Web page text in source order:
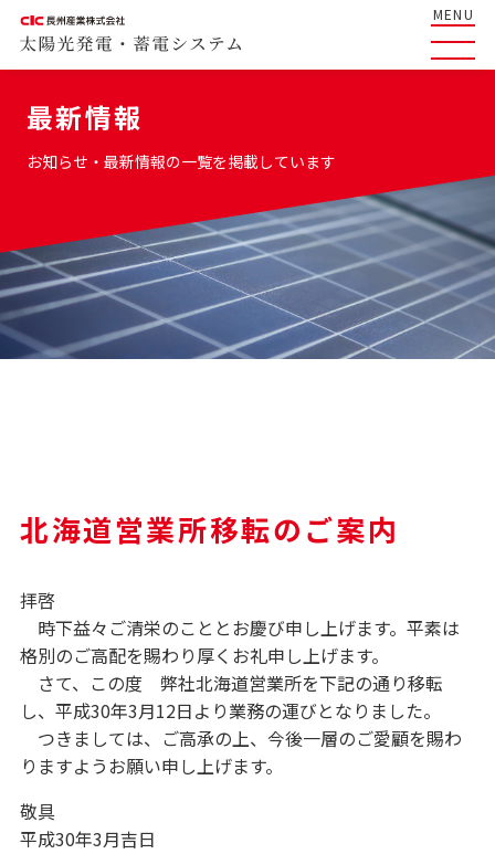
MENU
最新情報
お知らせ・最新情報の一覧を掲載しています
北海道営業所移転のご案内
拝啓
時下益々ご清栄のこととお慶び申し上げます。平素は
格別のご高配を賜わり厚くお礼申し上げます。
さて、この度 弊社北海道営業所を下記の通り移転
し、平成30年3月12日より業務の運びとなりました。
つきましては、ご高承の上、今後一層のご愛顧を賜わ
りますようお願い申し上げます。
敬具
平成30年3月吉日